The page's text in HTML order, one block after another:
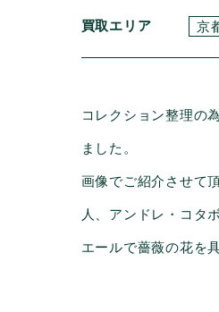
買取エリア 京
コレクション整理の
ました。
画像でご紹介させて
人、アンドレ・コタ
エールで薔薇の花を